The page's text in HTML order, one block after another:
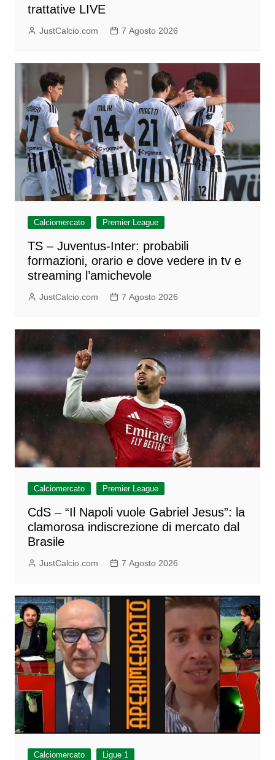
trattative LIVE
JustCalcio.com 7 Agosto 2026
Calciomercato Premier League
TS – Juventus-Inter: probabili
formazioni, orario e dove vedere in tv e
streaming l’amichevole
JustCalcio.com 7 Agosto 2026
Calciomercato Premier League
CdS – “Il Napoli vuole Gabriel Jesus”: la
clamorosa indiscrezione di mercato dal
Brasile
JustCalcio.com 7 Agosto 2026
Calciomercato Ligue 1